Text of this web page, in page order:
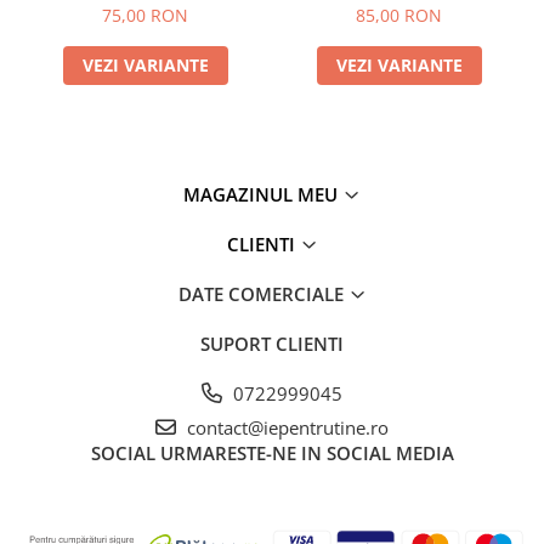
75,00 RON
VEZI VARIANTE
85,00 RON
VEZI VARIANTE
MAGAZINUL MEU
CLIENTI
DATE COMERCIALE
SUPORT CLIENTI
0722999045
contact@iepentrutine.ro
SOCIAL URMARESTE-NE IN SOCIAL MEDIA